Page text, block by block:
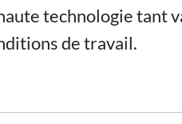
technologie tant
de travail.